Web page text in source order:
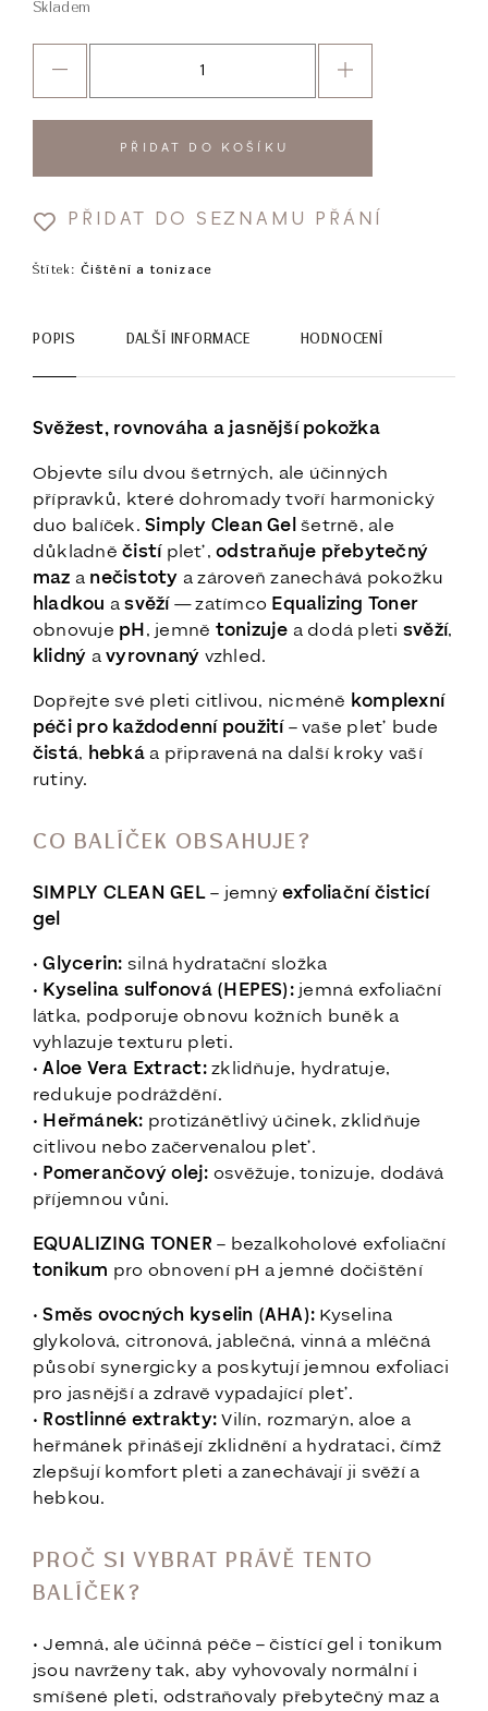
Skladem
PŘIDAT DO KOŠÍKU
PŘIDAT DO SEZNAMU PŘÁNÍ
Štítek: Čištění a tonizace
POPIS DALŠÍ INFORMACE HODNOCENÍ
Svěžest, rovnováha a jasnější pokožka
Objevte sílu dvou šetrných, ale účinných
přípravků, které dohromady tvoří harmonický
duo balíček.Simply Clean Gelšetrně, ale
důkladněčistípleť,odstraňuje přebytečný
maz a nečistoty a zároveň zanechává pokožku
hladkou asvěží— zatímco Equalizing Toner
obnovuje pH, jemně tonizuje a dodá pleti svěží,
klidný avyrovnaný vzhled.
Dopřejte své pleti citlivou, nicméně komplexní
péči pro každodenní použití– vaše pleť bude
čistá, hebkáa připravená na další kroky vaší
rutiny.
CO BALÍČEK OBSAHUJE?
SIMPLY CLEAN GEL– jemnýexfoliačníčisticí
gel
•Glycerin: silná hydratační složka
• Kyselina sulfonová (HEPES):jemná exfoliační
látka, podporuje obnovu kožních buněk a
vyhlazuje texturu pleti.
•Aloe Vera Extract:zklidňuje, hydratuje,
redukuje podráždění.
• Heřmánek: protizánětlivý účinek, zklidňuje
citlivou nebo začervenalou pleť.
• Pomerančový olej: osvěžuje, tonizuje, dodává
příjemnou vůni.
EQUALIZING TONER – bezalkoholové exfoliační
tonikum pro obnovení pH a jemné dočištění
•Směs ovocných kyselin (AHA): Kyselina
glykolová, citronová, jablečná, vinná a mléčná
působí synergicky a poskytují jemnou exfoliaci
pro jasnější a zdravě vypadající pleť.
• Rostlinné extrakty:Vilín, rozmarýn, aloe a
heřmánek přinášejí zklidnění a hydrataci, čímž
zlepšují komfort pleti a zanechávají ji svěží a
hebkou.
PROČ SI VYBRAT PRÁVĚ TENTO
BALÍČEK?
• Jemná, ale účinná péče – čistící gel i tonikum
jsou navrženy tak, aby vyhovovaly normální i
smíšené pleti, odstraňovaly přebytečný maz a